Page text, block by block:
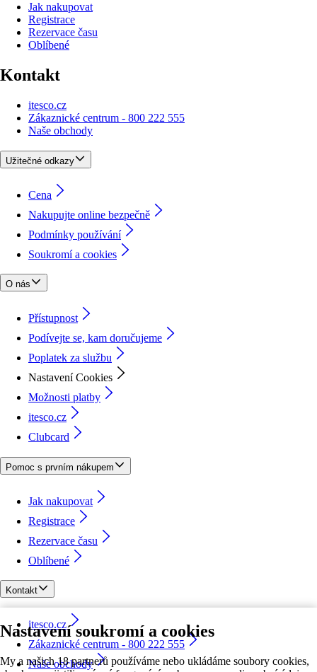
Nastavení soukromí a cookies
My a našich 18 partnerů používáme nebo ukládáme soubory cookies,
Jak nakupovat
Registrace
Rezervace času
Oblíbené
Kontakt
itesco.cz
Zákaznické centrum - 800 222 555
Naše obchody
Užitečné odkazy
Cena
Nakupujte online bezpečně
Podmínky používání
Soukromí a cookies
O nás
Přístupnost
Podívejte se, kam doručujeme
Poplatek za službu
Nastavení Cookies
Možnosti platby
itesco.cz
Clubcard
Pomoc s prvním nákupem
Jak nakupovat
Registrace
Rezervace času
Oblíbené
Kontakt
itesco.cz
Zákaznické centrum - 800 222 555
Naše obchody